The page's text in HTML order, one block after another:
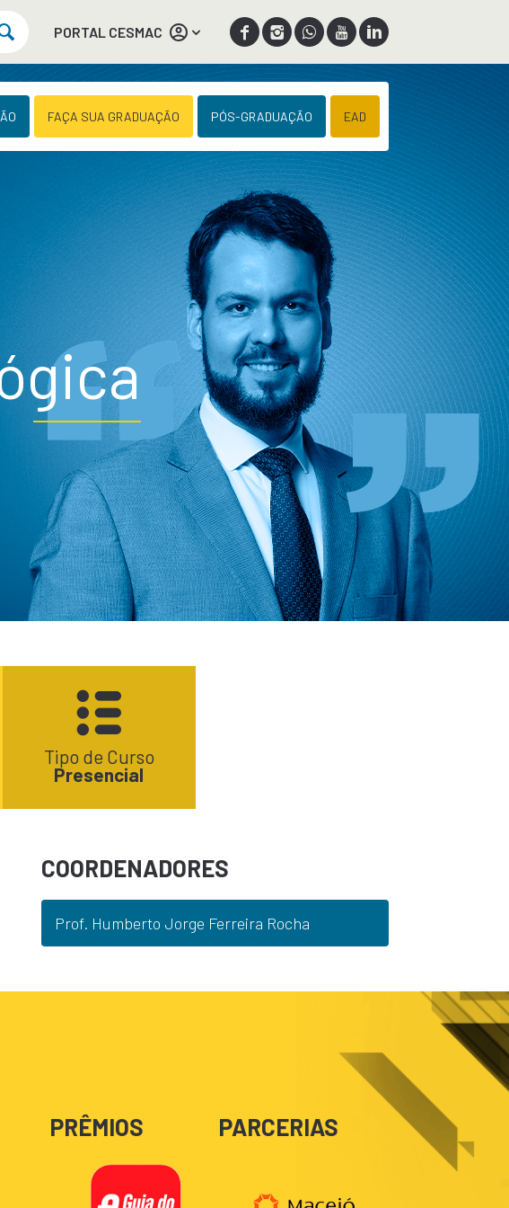
PORTAL CESMAC
FAÇA SUA GRADUAÇÃO PÓS-GRADUAÇÃO EAD
Tipo de Curso
Presencial
COORDENADORES
Prof. Humberto Jorge Ferreira Rocha
PRÊMIOS PARCERIAS